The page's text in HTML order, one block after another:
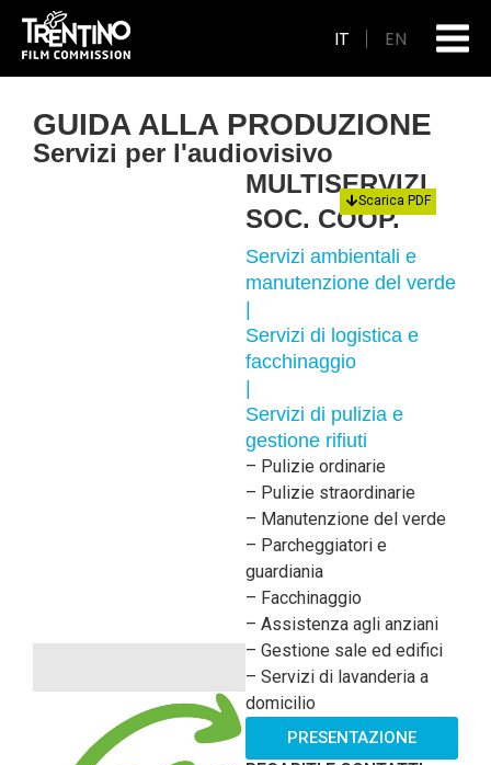
IT EN
GUIDA ALLA PRODUZIONE
Servizi per l'audiovisivo
Scarica PDF
MULTISERVIZI
SOC. COOP.
Servizi ambientali e
manutenzione del verde
Servizi di logistica e
facchinaggio
Servizi di pulizia e
gestione rifiuti
– Pulizie ordinarie
– Pulizie straordinarie
– Manutenzione del verde
– Parcheggiatori e
guardiania
– Facchinaggio
– Assistenza agli anziani
– Gestione sale ed edifici
– Servizi di lavanderia a
domicilio
PRESENTAZIONE